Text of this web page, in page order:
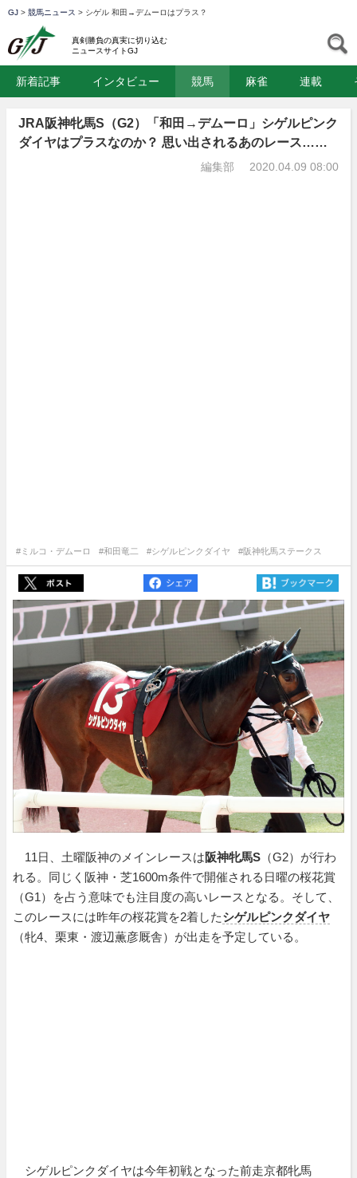
GJ > 競馬ニュース > シゲル 和田→デムーロはプラス？
真剣勝負の真実に切り込む
ニュースサイトGJ
新着記事 インタビュー 競馬 麻雀 連載
JRA阪神牝馬S（G2）「和田→デムーロ」シゲルピンク
ダイヤはプラスなのか？ 思い出されるあのレース……
編集部 2020.04.09 08:00
#ミルコ・デムーロ #和田竜二 #シゲルピンクダイヤ #阪神牝馬ステークス
11日、土曜阪神のメインレースは阪神牝馬S （G2）が行わ
れる。同じく阪神・芝1600m条件で開催される日曜の桜花賞
（G1）を占う意味でも注目度の高いレースとなる。そして、
このレースには昨年の桜花賞を2着したシゲルピンクダイヤ
（牝4、栗東・渡辺薫彦厩舎）が出走を予定している。
シゲルピンクダイヤは今年初戦となった前走京都牝馬